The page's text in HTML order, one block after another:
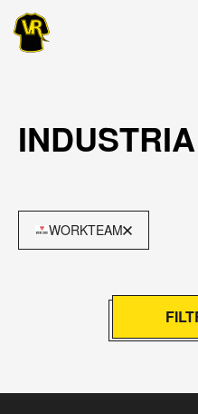
INDUSTRIA
WORKTEAM